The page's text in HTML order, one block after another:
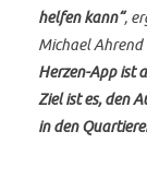
helfen kann“,
Michael Ahrend
Herzen-App ist
Ziel ist es, den
in den